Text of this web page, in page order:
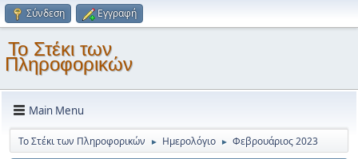
Σύνδεση Εγγραφή
Το Στέκι των
Πληροφορικών
Main Menu
Το Στέκι των Πληροφορικών ► Ημερολόγιο ► Φεβρουάριος 2023